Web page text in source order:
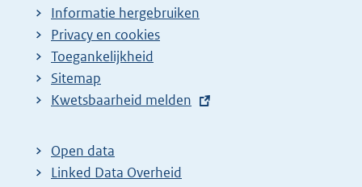
Informatie hergebruiken
Privacy en cookies
Toegankelijkheid
Sitemap
E
t
e
Kwetsbaarheid melden
Open data
Linked Data Overheid